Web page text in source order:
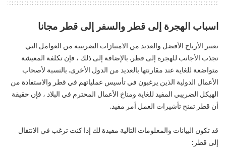
اسباب الهجرة إلى قطر والسفر إلى قطر مجانا
تعتبر الأرباح الأفضل والعديد من الامتيازات الضريبية من العوامل التي
تجذب الأجانب للهجرة إلى قطر. بالإضافة إلى ذلك ، فإن تكلفة المعيشة
متواضعة للغاية عند مقارنتها بالعديد من الدول الأخرى. بالنسبة لأصحاب
الأعمال الدولية الذين يرغبون في تأسيس عملياتهم في قطر والاستفادة من
الهيكل الضريبي المفيد للغاية ومناخ الأعمال المحترم في البلاد ، فإن حقيقة
أن قطر تمنح تأشيرات العمل أمر مفيد.
قد تكون البيانات والمعلومات التالية مفيدة لك إذا كنت ترغب في الانتقال
إلى قطر: